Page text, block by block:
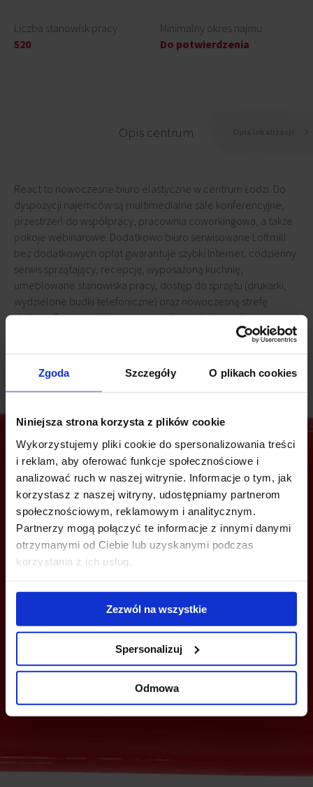
Zgoda Szczegóły O plikach cookies
Niniejsza strona korzysta z plików cookie
Wykorzystujemy pliki cookie do spersonalizowania treści
i reklam, aby oferować funkcje społecznościowe i
analizować ruch w naszej witrynie. Informacje o tym, jak
korzystasz z naszej witryny, udostępniamy partnerom
społecznościowym, reklamowym i analitycznym.
Partnerzy mogą połączyć te informacje z innymi danymi
otrzymanymi od Ciebie lub uzyskanymi podczas
korzystania z ich usług.
Zezwól na wszystkie
Spersonalizuj
Odmowa
Liczba stanowisk pracy
520
Minimalny okres najmu
Do potwierdzenia
Opis centrum
React to nowoczesne biuro elastyczne w centrum Łodzi. Do
dyspozycji najemców są multimedialne sale konferencyjne,
przestrzeń do współpracy, pracownia coworkingowa, a także
pokoje webinarowe. Dodatkowo biuro serwisowane Loftmill
bez dodatkowych opłat gwarantuje szybki Internet, codzienny
serwis sprzątający, recepcję, wyposażoną kuchnię,
umeblowane stanowiska pracy, dostęp do sprzętu (drukarki,
wydzielone budki telefoniczne) oraz nowoczesną strefę
chillout. Co więcej, klienci cenią sobie wyjątkowy design i
gustowną aranżację wnętrz, które umilają czas pracy.
Jesteś zainteresowany tą ofertą?
ZADZWOŃ I DOWIEDZ SIĘ WIĘCEJ
+48 22 167 04 00
flexoffice@bazabiur.pl
Zapytanie zbiorcze